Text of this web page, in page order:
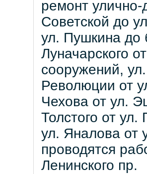
ремонт
Советской до
ул. Пушкина до
Луначарского
сооружений,
Революции от
Чехова от ул.
Толстого от
ул. Яналова от
проводятся
Ленинского пр.